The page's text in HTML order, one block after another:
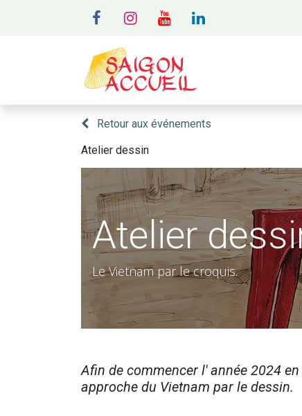
Retour aux événements
Atelier dessin
Atelier
Le Vietnam par le croquis.
Afin de commencer l' année 2024
approche du Vietnam par le dessin.